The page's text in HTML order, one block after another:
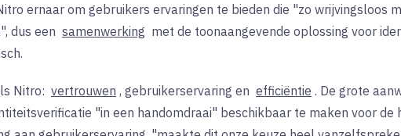
ernaar om gebruikers ervaringen te bieden die "zo wrijvingsloos
dus een samenwerking met de toonaangevende oplossing voor
Nitro: vertrouwen , gebruikerservaring en efficiëntie . De grote
"in een handomdraai" beschikbaar te maken voor de